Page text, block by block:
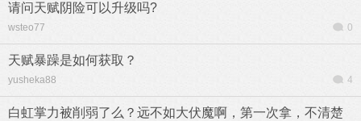
请问天赋阴险可以升级吗?
wsteo77 0
天赋暴躁是如何获取？
yusheka88 4
白虹掌力被削弱了么？远不如大伏魔啊，第一次拿，不清楚